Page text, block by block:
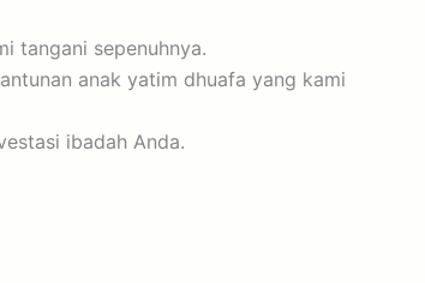
tangani sepenuhnya.
anak yatim dhuafa yang kami
ibadah Anda.